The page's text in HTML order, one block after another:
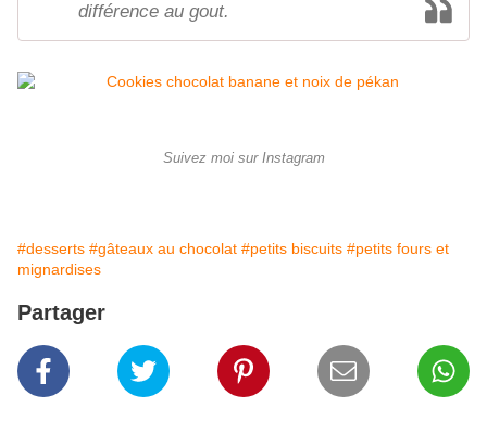
différence au gout.
Suivez moi sur Instagram
#desserts #gâteaux au chocolat #petits biscuits #petits fours et
mignardises
Partager